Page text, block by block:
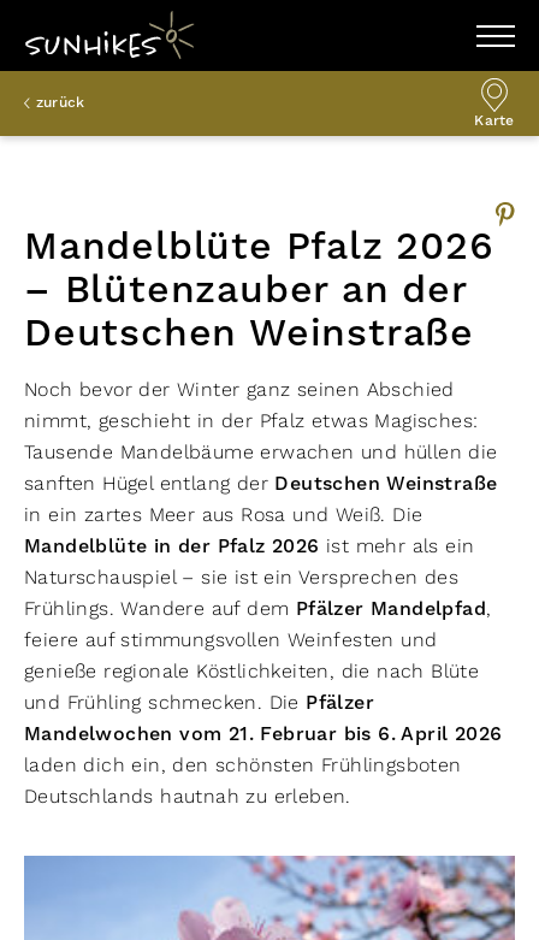
WANDERZIELE
ENTDECKEN
zurück
Karte
Mandelblüte Pfalz 2026
– Blütenzauber an der
Deutschen Weinstraße
Noch bevor der Winter ganz seinen Abschied
nimmt, geschieht in der Pfalz etwas Magisches:
Tausende Mandelbäume erwachen und hüllen die
sanften Hügel entlang der Deutschen Weinstraße
in ein zartes Meer aus Rosa und Weiß. Die
Mandelblüte in der Pfalz 2026 ist mehr als ein
Naturschauspiel – sie ist ein Versprechen des
Frühlings. Wandere auf dem Pfälzer Mandelpfad,
feiere auf stimmungsvollen Weinfesten und
genieße regionale Köstlichkeiten, die nach Blüte
und Frühling schmecken. Die Pfälzer
Mandelwochen vom 21. Februar bis 6. April 2026
laden dich ein, den schönsten Frühlingsboten
Deutschlands hautnah zu erleben.